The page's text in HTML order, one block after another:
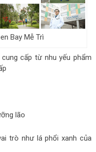
Bay Mễ Trì
cấp từ nhu yếu phẩm
lão
trò như lá phổi xanh của